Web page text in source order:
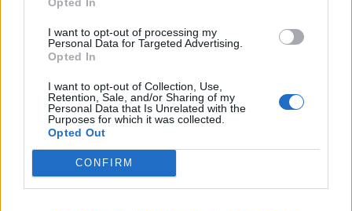
I want to opt-out of processing my
Personal Data for Targeted Advertising.
Opted In
I want to opt-out of Collection, Use,
Retention, Sale, and/or Sharing of my
Personal Data that Is Unrelated with the
Purposes for which it was collected.
Opted Out
CONFIRM
che includano uno o più link a siti esterni verranno rimossi in automatico dal